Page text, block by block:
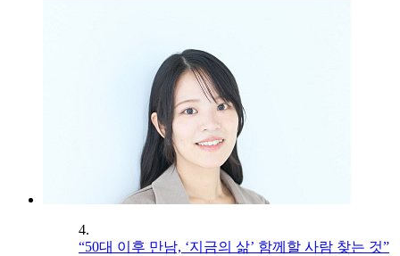
4.
“50대 이후 만남, ‘지금의 삶’ 함께할 사람 찾는 것”